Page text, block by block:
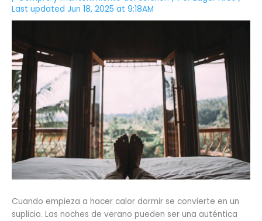
Last updated Jun 18, 2025 at 9:18AM
Cuando empieza a hacer calor dormir se convierte en un
suplicio. Las noches de verano pueden ser una auténtica